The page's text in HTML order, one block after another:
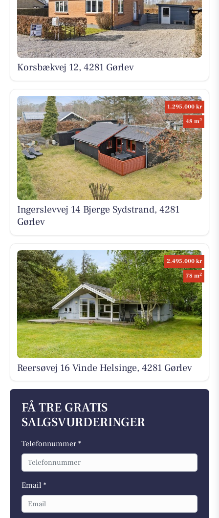
Korsbækvej 12, 4281 Gørlev
1.295.000 kr
48 m2
Ingerslevvej 14 Bjerge Sydstrand, 4281
Gørlev
2.495.000 kr
78 m2
Reersøvej 16 Vinde Helsinge, 4281 Gørlev
FÅ TRE GRATIS
SALGSVURDERINGER
Telefonnummer *
Email *